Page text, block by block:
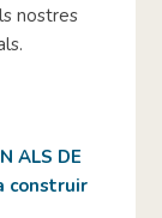
nostres
ALS DE
construir